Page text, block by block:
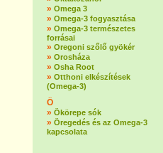
» Omega 3
» Omega-3 fogyasztása
» Omega-3 természetes
forrásai
» Oregoni szőlő gyökér
» Orosháza
» Osha Root
» Otthoni elkészítések
(Omega-3)
Ö
» Ökörepe sók
» Öregedés és az Omega-3
kapcsolata